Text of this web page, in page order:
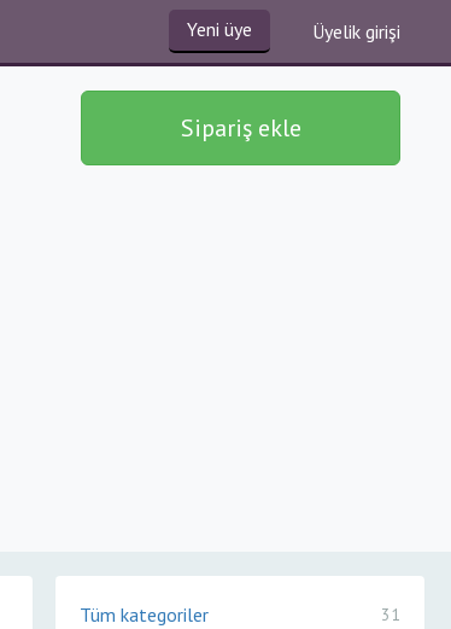
Yeni üye Üyelik girişi
Sipariş ekle
31
Tüm kategoriler